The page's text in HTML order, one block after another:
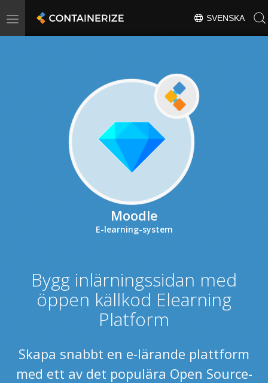
Toggle
SVENSKA
Moodle
E-learning-system
Bygg inlärningssidan med
öppen källkod Elearning
Platform
Skapa snabbt en e-lärande plattform
med ett av det populära Open Source-